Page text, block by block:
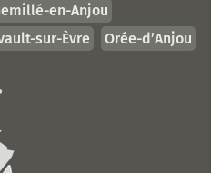
en-Anjou
sur-Èvre
Orée-d’Anjou